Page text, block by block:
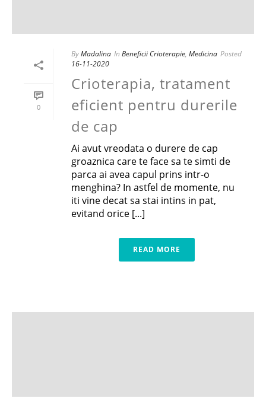
0
ByMadalina In Beneficii Crioterapie, Medicina Posted
16-11-2020
Crioterapia, tratament
eficient pentru durerile
de cap
Ai avut vreodata o durere de cap
groaznica care te face sa te simti de
parca ai avea capul prins intr-o
menghina? In astfel de momente, nu
iti vine decat sa stai intins in pat,
evitand orice [...]
READ MORE